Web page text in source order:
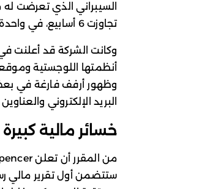
السيبراني الذي تعرضت
تجاوزت 6 أسابيع، في واحدة من أكثر الحوادث تأثيراً على قطاع التجزئة في المملكة المتحدة.
وكانت الشركة قد أعلنت
أنظمتها اللوجستية
وظهور أرفف فارغة في بعض
البريد الإلكتروني
خسائر مالية كبيرة
ستتضمن أول تقرير مالي